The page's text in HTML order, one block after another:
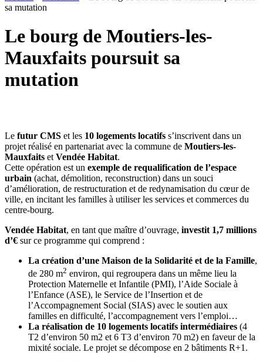
sa mutation
Le bourg de Moutiers-les-
Mauxfaits poursuit sa
mutation
Le futur CMS et les 10 logements locatifs s’inscrivent dans un
projet réalisé en partenariat avec la commune de Moutiers-les-
Mauxfaits et Vendée Habitat.
Cette opération est un exemple de requalification de l’espace
urbain (achat, démolition, reconstruction) dans un souci
d’amélioration, de restructuration et de redynamisation du cœur de
ville, en incitant les familles à utiliser les services et commerces du
centre-bourg.
Vendée Habitat, en tant que maître d’ouvrage, investit 1,7 millions
d’€ sur ce programme qui comprend :
La création d’une Maison de la Solidarité et de la Famille,
de 280 m2 environ, qui regroupera dans un même lieu la
Protection Maternelle et Infantile (PMI), l’Aide Sociale à
l’Enfance (ASE), le Service de l’Insertion et de
l’Accompagnement Social (SIAS) avec le soutien aux
familles en difficulté, l’accompagnement vers l’emploi…
La réalisation de 10 logements locatifs intermédiaires (4
T2 d’environ 50 m2 et 6 T3 d’environ 70 m2) en faveur de la
mixité sociale. Le projet se décompose en 2 bâtiments R+1.